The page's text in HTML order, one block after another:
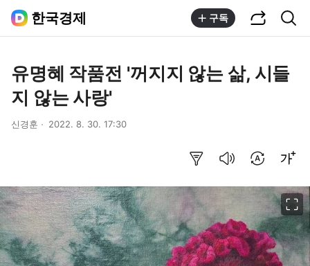
한국경제 구독
유명혜 작품전 '꺼지지 않는 삶, 시들
지 않는 사랑'
신경훈 2022. 8. 30. 17:30